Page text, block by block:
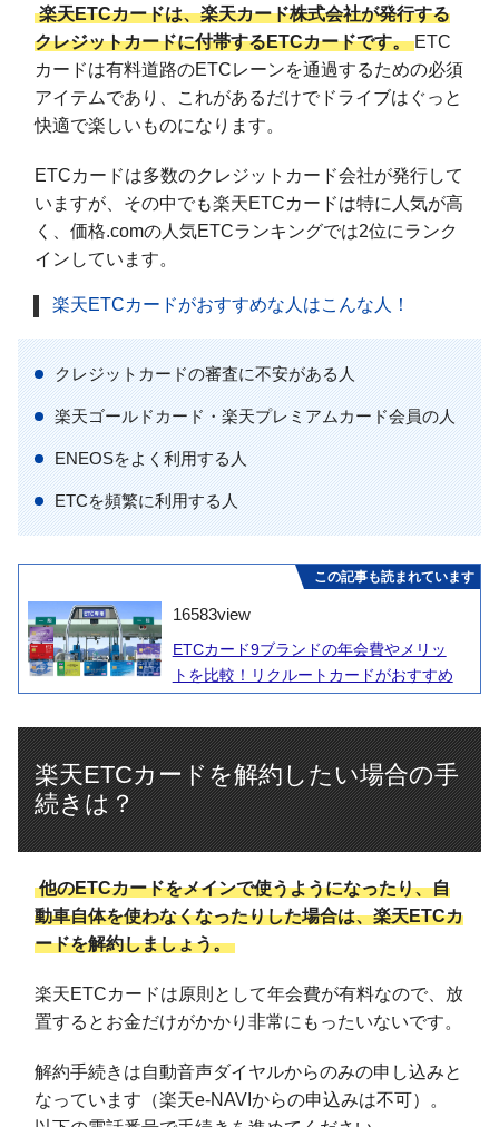
楽天ETCカードは、楽天カード株式会社が発行する
クレジットカードに付帯するETCカードです。 ETC
カードは有料道路のETCレーンを通過するための必須
アイテムであり、これがあるだけでドライブはぐっと
快適で楽しいものになります。
ETCカードは多数のクレジットカード会社が発行して
いますが、その中でも楽天ETCカードは特に人気が高
く、価格.comの人気ETCランキングでは2位にランク
インしています。
楽天ETCカードがおすすめな人はこんな人！
クレジットカードの審査に不安がある人
楽天ゴールドカード・楽天プレミアムカード会員の人
ENEOSをよく利用する人
ETCを頻繁に利用する人
この記事も読まれています
16583view
ETCカード9ブランドの年会費やメリッ
トを比較！リクルートカードがおすすめ
楽天ETCカードを解約したい場合の手
続きは？
他のETCカードをメインで使うようになったり、自
動車自体を使わなくなったりした場合は、楽天ETCカ
ードを解約しましょう。
楽天ETCカードは原則として年会費が有料なので、放
置するとお金だけがかかり非常にもったいないです。
解約手続きは自動音声ダイヤルからのみの申し込みと
なっています（楽天e-NAVIからの申込みは不可）。